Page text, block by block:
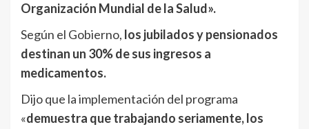
Organización Mundial de la Salud».
Según el Gobierno, los jubilados y pensionados
destinan un 30% de sus ingresos a
medicamentos.
Dijo que la implementación del programa
«demuestra que trabajando seriamente, los